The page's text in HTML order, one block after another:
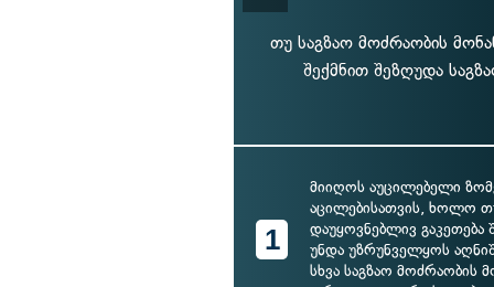
თუ საგზაო მოძრაობის
შექმნით შეზღუდა
1
მიიღოს აუცილებელი
აცილებისათვის, ხოლო
დაუყოვნებლივ გაკეთება
უნდა უზრუნველყოს
სხვა საგზაო მოძრაობის